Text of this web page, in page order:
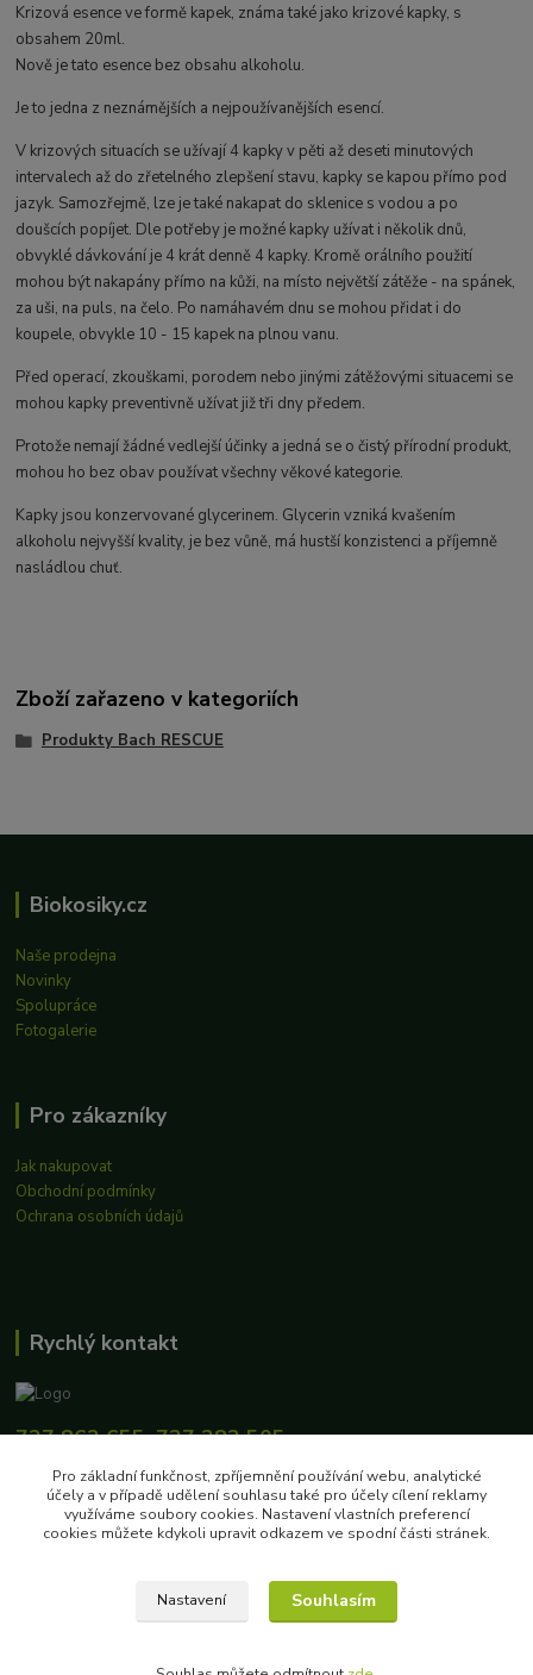
Krizová esence ve formě kapek, známa také jako krizové kapky, s
obsahem 20ml.
Nově je tato esence bez obsahu alkoholu.
Je to jedna z neznámějších a nejpoužívanějších esencí.
V krizových situacích se užívají 4 kapky v pěti až deseti minutových
intervalech až do zřetelného zlepšení stavu, kapky se kapou přímo pod
jazyk. Samozřejmě, lze je také nakapat do sklenice s vodou a po
doušcích popíjet. Dle potřeby je možné kapky užívat i několik dnů,
obvyklé dávkování je 4 krát denně 4 kapky. Kromě orálního použití
mohou být nakapány přímo na kůži, na místo největší zátěže - na spánek,
za uši, na puls, na čelo. Po namáhavém dnu se mohou přidat i do
koupele, obvykle 10 - 15 kapek na plnou vanu.
Před operací, zkouškami, porodem nebo jinými zátěžovými situacemi se
mohou kapky preventivně užívat již tři dny předem.
Protože nemají žádné vedlejší účinky a jedná se o čistý přírodní produkt,
mohou ho bez obav používat všechny věkové kategorie.
Kapky jsou konzervované glycerinem. Glycerin vzniká kvašením
alkoholu nejvyšší kvality, je bez vůně, má hustší konzistenci a příjemně
nasládlou chuť.
Zboží zařazeno v kategoriích
Produkty Bach RESCUE
Biokosiky.cz
Naše prodejna
Novinky
Spolupráce
Fotogalerie
Pro zákazníky
Jak nakupovat
Obchodní podmínky
Ochrana osobních údajů
Rychlý kontakt
727 862 655, 737 283 505
eshop@biokosiky.cz
Copyright © 2020 EKOFARMA LUKAS, s.r.o.
Pro základní funkčnost, zpříjemnění používání webu, analytické
účely a v případě udělení souhlasu také pro účely cílení reklamy
využíváme soubory cookies. Nastavení vlastních preferencí
cookies můžete kdykoli upravit odkazem ve spodní části stránek.
Nastavení Souhlasím